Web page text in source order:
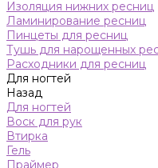
Изоляция нижних ресниц
Ламинирование ресниц
Пинцеты для ресниц
Тушь для нарощенных
Расходники для ресниц
Для ногтей
Назад
Для ногтей
Воск для рук
Втирка
Гель
Праймер